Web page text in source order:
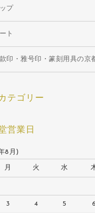
プ
ト
印・雅号印・篆刻用具の
テゴリー
営業日
8月)
月 火 水
3 4 5 6